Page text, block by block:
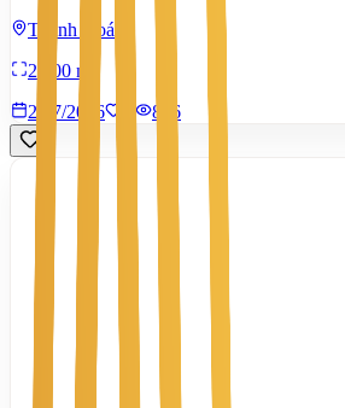
Thanh Hoá
2.000 m²
21/7/2026
866